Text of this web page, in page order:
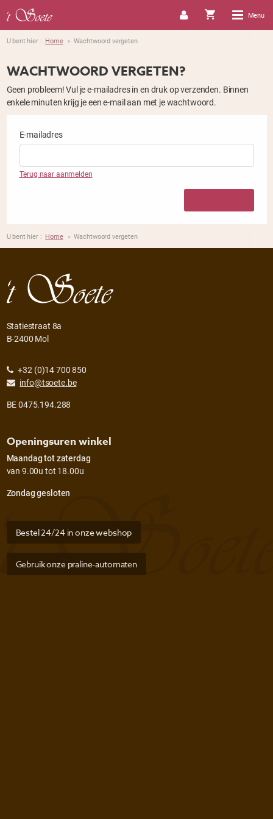
Menu
U bent hier : Home > Wachtwoord vergeten
WACHTWOORD VERGETEN?
Geen probleem! Vul je e-mailadres in en druk op verzenden. Binnen
enkele minuten krijg je een e-mail aan met je wachtwoord.
E-mailadres
Terug naar aanmelden
U bent hier : Home > Wachtwoord vergeten
Statiestraat 8a
B-2400 Mol
+32 (0)14 700 850
info@tsoete.be
BE 0475.194.288
Openingsuren winkel
Maandag tot zaterdag
van 9.00u tot 18.00u
Zondag gesloten
Bestel 24/24 in onze webshop
Gebruik onze praline-automaten